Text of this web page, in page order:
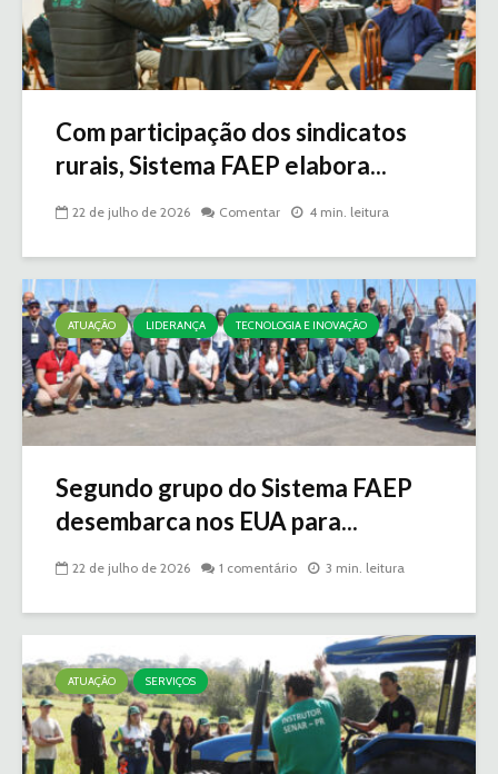
Com participação dos sindicatos
rurais, Sistema FAEP elabora...
22 de julho de 2026 Comentar 4 min. leitura
ATUAÇÃO LIDERANÇA TECNOLOGIA E INOVAÇÃO
Segundo grupo do Sistema FAEP
desembarca nos EUA para...
22 de julho de 2026 1 comentário 3 min. leitura
ATUAÇÃO SERVIÇOS